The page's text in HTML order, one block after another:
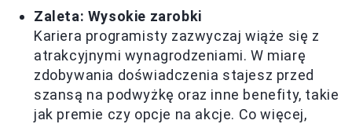
Zaleta: Wysokie zarobki
Kariera programisty zazwyczaj wiąże się z
atrakcyjnymi wynagrodzeniami. W miarę
zdobywania doświadczenia stajesz przed
szansą na podwyżkę oraz inne benefity, takie
jak premie czy opcje na akcje. Co więcej,